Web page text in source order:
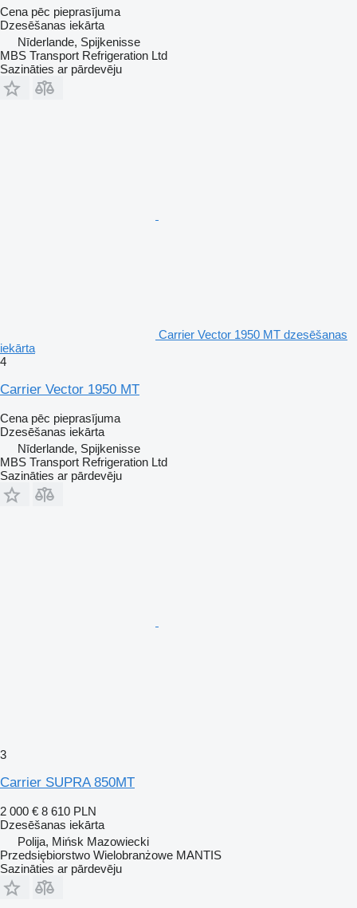
Cena pēc pieprasījuma
Dzesēšanas iekārta
Nīderlande, Spijkenisse
MBS Transport Refrigeration Ltd
Sazināties ar pārdevēju
Carrier Vector 1950 MT dzesēšanas
iekārta
4
Carrier Vector 1950 MT
Cena pēc pieprasījuma
Dzesēšanas iekārta
Nīderlande, Spijkenisse
MBS Transport Refrigeration Ltd
Sazināties ar pārdevēju
3
Carrier SUPRA 850MT
2 000 € 8 610 PLN
Dzesēšanas iekārta
Polija, Mińsk Mazowiecki
Przedsiębiorstwo Wielobranżowe MANTIS
Sazināties ar pārdevēju